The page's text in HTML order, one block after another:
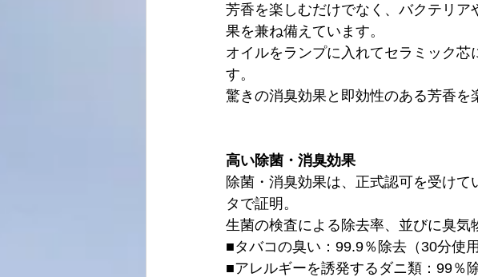
芳香を楽しむだけでなく、バクテリ
果を兼ね備えています。
オイルをランプに入れてセラミック
す。
驚きの消臭効果と即効性のある芳香を
高い除菌・消臭効果
除菌・消臭効果は、正式認可を受け
タで証明。
生菌の検査による除去率、並びに臭気
■タバコの臭い：99.9％除去（30分使用
■アレルギーを誘発するダニ類：99％